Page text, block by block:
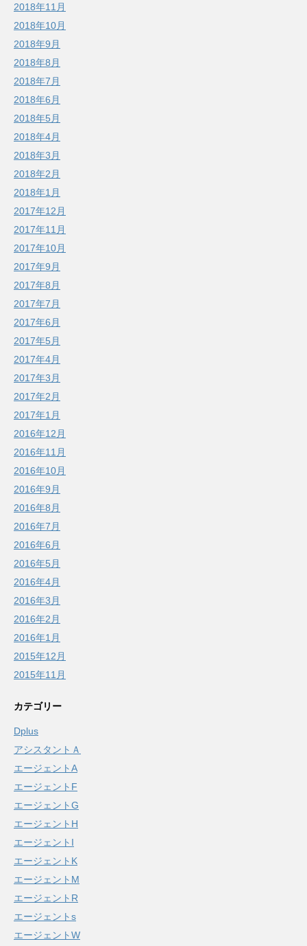
2018年11月
2018年10月
2018年9月
2018年8月
2018年7月
2018年6月
2018年5月
2018年4月
2018年3月
2018年2月
2018年1月
2017年12月
2017年11月
2017年10月
2017年9月
2017年8月
2017年7月
2017年6月
2017年5月
2017年4月
2017年3月
2017年2月
2017年1月
2016年12月
2016年11月
2016年10月
2016年9月
2016年8月
2016年7月
2016年6月
2016年5月
2016年4月
2016年3月
2016年2月
2016年1月
2015年12月
2015年11月
カテゴリー
Dplus
アシスタントＡ
エージェントA
エージェントF
エージェントG
エージェントH
エージェントI
エージェントK
エージェントM
エージェントR
エージェントs
エージェントW